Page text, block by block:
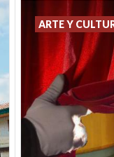
ARTE Y